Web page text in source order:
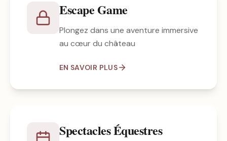
Escape Game
Plongez dans une aventure immersive
au cœur du château
EN SAVOIR PLUS
Spectacles Équestres